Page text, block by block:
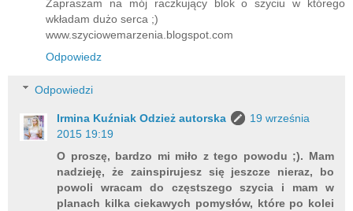
Zapraszam na mój raczkujący blok o szyciu w którego
wkładam dużo serca ;)
www.szyciowemarzenia.blogspot.com
Odpowiedz
Odpowiedzi
Irmina Kuźniak Odzież autorska
19 września
2015 19:19
O proszę, bardzo mi miło z tego powodu ;). Mam
nadzieję, że zainspirujesz się jeszcze nieraz, bo
powoli wracam do częstszego szycia i mam w
planach kilka ciekawych pomysłów, które po kolei